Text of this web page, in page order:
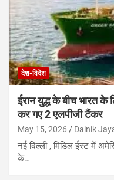
देश-विदेश
ईरान युद्ध के बीच भारत के
कर गए 2 एलपीजी टैंकर
May 15, 2026 Dainik
नई दिल्ली , मिडिल ईस्ट में
के…